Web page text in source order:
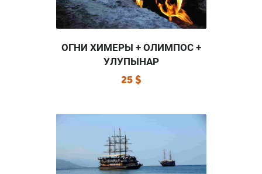
ОГНИ ХИМЕРЫ + ОЛИМПОС +
УЛУПЫНАР
25 $